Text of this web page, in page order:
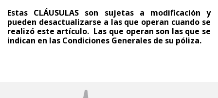
Estas CLÁUSULAS son sujetas a modificación y
pueden desactualizarse a las que operan cuando se
realizó este artículo. Las que operan son las que se
indican en las Condiciones Generales de su póliza.